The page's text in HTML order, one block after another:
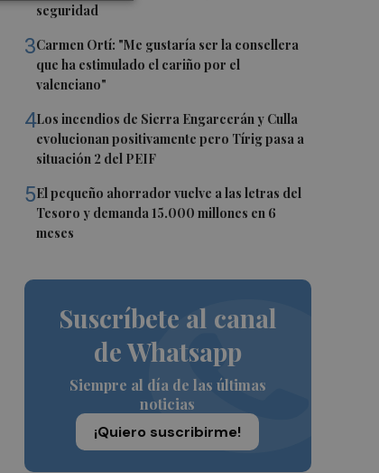
seguridad
3Carmen Ortí: "Me gustaría ser la consellera
que ha estimulado el cariño por el
valenciano"
4Los incendios de Sierra Engarcerán y Culla
evolucionan positivamente pero Tírig pasa a
situación 2 del PEIF
5El pequeño ahorrador vuelve a las letras del
Tesoro y demanda 15.000 millones en 6
meses
Suscríbete al canal
de Whatsapp
Siempre al día de las últimas
noticias
¡Quiero suscribirme!